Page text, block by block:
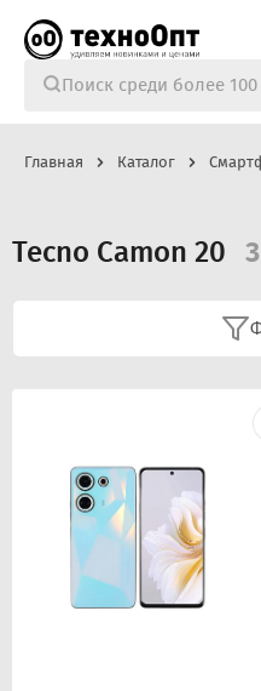
Главная Каталог
Tecno Camon 20 3